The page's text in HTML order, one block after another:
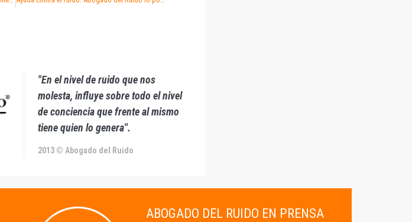
"En el nivel de ruido que nos
molesta, influye sobre todo el nivel
de conciencia que frente al mismo
tiene quien lo genera".
2013 © Abogado del Ruido
ABOGADO DEL RUIDO EN PRENSA